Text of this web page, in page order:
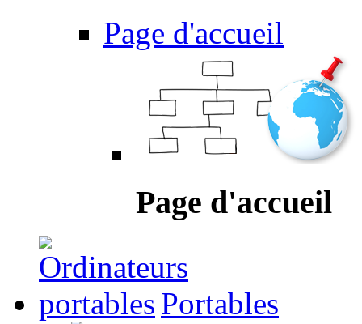
Page d'accueil
Page d'accueil
Portables